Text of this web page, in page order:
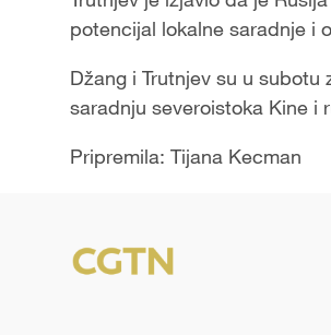
potencijal lokalne saradnje i
Džang i Trutnjev su u
saradnju severoistoka Kine i
Pripremila: Tijana Kecman